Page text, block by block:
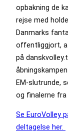
opbakning de
rejse med
Danmarks
offentliggjort,
på
EM-slutrunde,
og finalerne fra
Se EuroVolley
deltagelse her.